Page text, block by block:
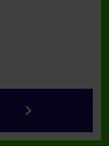
keyboard_arrow_right